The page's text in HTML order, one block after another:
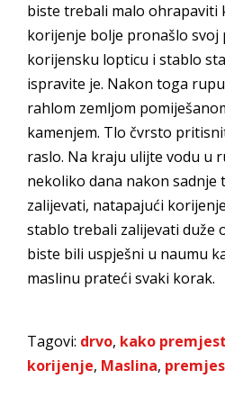
biste trebali malo ohrapaviti
korijenje bolje pronašlo svoj
korijensku lopticu i stablo
ispravite je. Nakon toga
rahlom zemljom
kamenjem. Tlo čvrsto
raslo. Na kraju ulijte vodu u
nekoliko dana nakon sadnje
zalijevati, natapajući
stablo trebali zalijevati duže
biste bili uspješni u naumu
maslinu prateći svaki korak.
Tagovi: drvo, kako
korijenje, Maslina,